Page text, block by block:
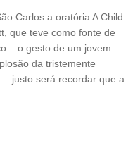
Carlos a oratória A Child
que teve como fonte de
– o gesto de um jovem
da tristemente
justo será recordar que a